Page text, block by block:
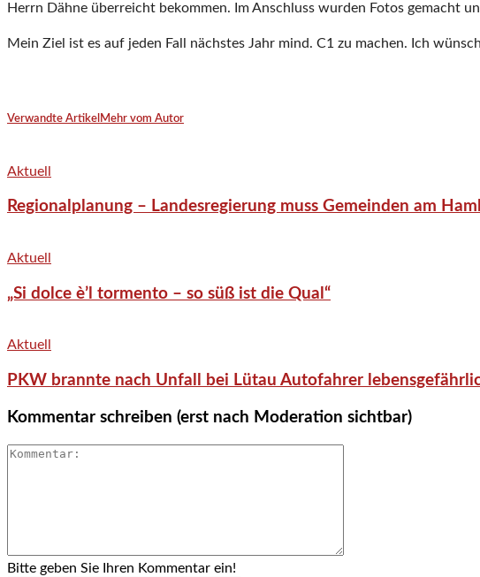
Herrn Dähne überreicht bekommen. Im Anschluss wurden Fotos gemacht
Mein Ziel ist es auf jeden Fall nächstes Jahr mind. C1 zu machen. Ich
Verwandte Artikel Mehr vom Autor
Aktuell
Regionalplanung – Landesregierung muss Gemeinden am
Aktuell
„Si dolce è’l tormento – so süß ist die Qual“
Aktuell
PKW brannte nach Unfall bei Lütau Autofahrer
Kommentar schreiben (erst nach Moderation sichtbar)
Bitte geben Sie Ihren Kommentar ein!